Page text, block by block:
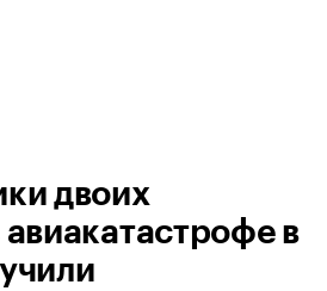
двоих
в